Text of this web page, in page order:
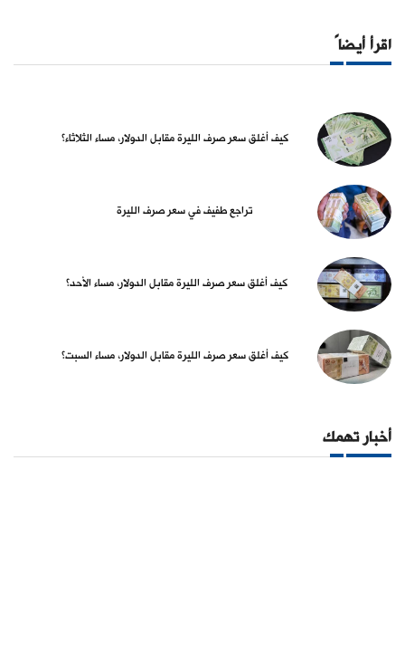
اقرأ أيضاً
كيف أغلق سعر صرف الليرة مقابل الدولار، مساء الثلاثاء؟
تراجع طفيف في سعر صرف الليرة
كيف أغلق سعر صرف الليرة مقابل الدولار، مساء الأحد؟
كيف أغلق سعر صرف الليرة مقابل الدولار، مساء السبت؟
أخبار تهمك